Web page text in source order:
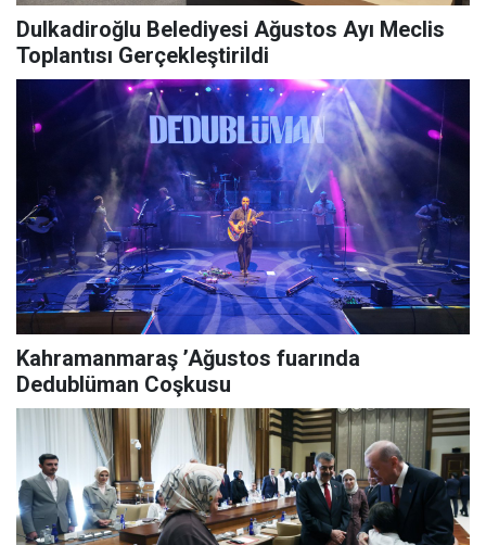
Dulkadiroğlu Belediyesi Ağustos Ayı Meclis
Toplantısı Gerçekleştirildi
Kahramanmaraş ’Ağustos fuarında
Dedublüman Coşkusu